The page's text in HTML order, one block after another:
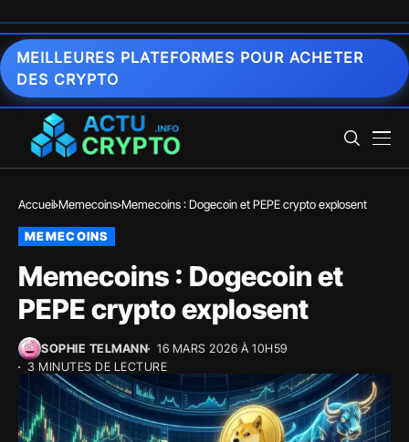
MEILLEURES PLATEFORMES POUR ACHETER
DES CRYPTO
Accueil Memecoins Memecoins : Dogecoin et PEPE crypto explosent
MEMECOINS
Memecoins : Dogecoin et
PEPE crypto explosent
SOPHIE TELMANN
16 MARS 2026 À 10H59
3 MINUTES DE LECTURE